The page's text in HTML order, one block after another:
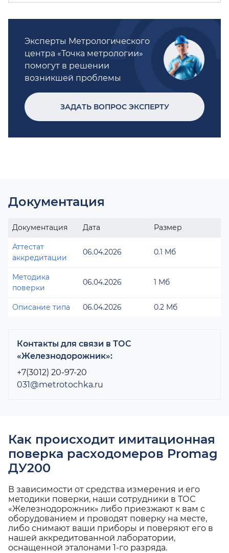
Эксперты Метрологического
центра «Точка метрологии»
помогут в решении
возникшей проблемы
ЗАДАТЬ ВОПРОС ЭКСПЕРТУ
Документация
Документация Дата Размер
Аттестат
аккредитации
06.04.2026 0.1 Мб
Методика
поверки
06.04.2026 1 Мб
Описание типа 06.04.2026 0.2 Мб
Контакты для связи в ТОС
«Железнодорожник»:
+7(3012) 20-97-20
031@metrotochka.ru
Как происходит имитационная
поверка расходомеров Promag
ДУ200
В зависимости от средства измерения и его
методики поверки, наши сотрудники в ТОС
«Железнодорожник» либо приезжают к вам с
оборудованием и проводят поверку на месте,
либо снимают ваши приборы и поверяют его в
нашей аккредитованной лаборатории,
оснащенной эталонами 1-го разряда.